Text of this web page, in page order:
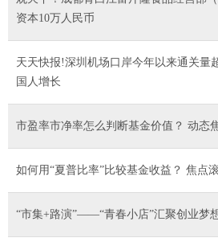
资本10万人民币
天天快报!深圳机场口岸今年以来通关量
国人增长
市盈率市净率怎么判断基金价值？ 动态
如何用“夏普比率”比较基金收益？ 焦点
“市集+路演”——“青春小店”汇聚创业梦